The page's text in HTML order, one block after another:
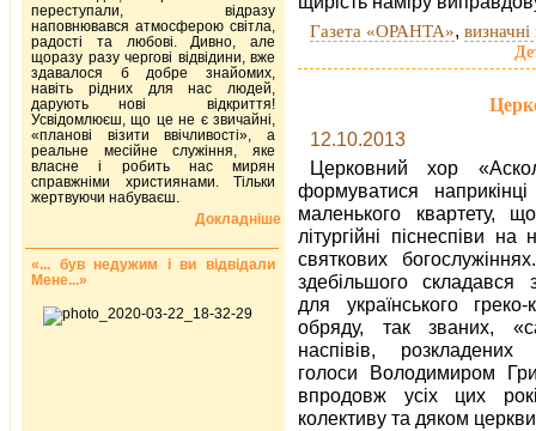
Газета «ОРАНТА», визначні
12.10.2013
Церковний хор
формуватися
маленького квартету,
літургійні піснеспіви на
святкових
здебільшого складався
для українського греко-
обряду, так званих,
наспівів,
голоси Володимиром
впродовж усіх цих
колективу та дяком
переступали, відразу
наповнювався атмосферою світла,
радості та любові. Дивно, але
щоразу разу чергові відвідини, вже
здавалося б добре знайомих,
навіть рідних для нас людей,
дарують нові відкриття!
Усвідомлюєш, що це не є звичайні,
«планові візити ввічливості», а
реальне месійне служіння, яке
власне і робить нас мирян
справжніми християнами. Тільки
жертвуючи набуваєш.
Докладніше
«... був недужим і ви відвідали
Мене...»